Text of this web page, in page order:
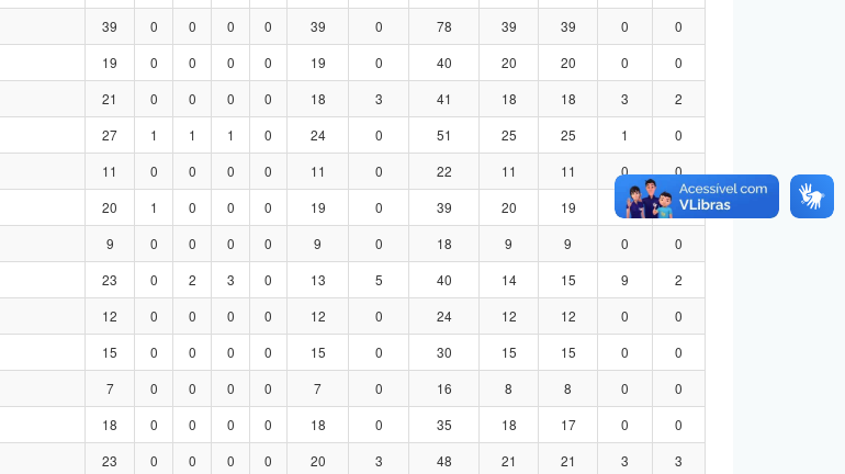
39 0 0 0 0 39 0 78 39 39 0
0
19 0 0 0 0 19 0 40 20 20 0
0
21 0 0 0 0 18 3 41 18 18 3
2
27 1 1 1 0 24 0 51 25 25 1
0
11 0 0 0 0 11 0 22 11 11 0
0
20 1 0 0 0 19 0 39 20 19 0
0
9 0 0 0 0 9 0 18 9 9 0
0
23 0 2 3 0 13 5 40 14 15 9
2
12 0 0 0 0 12 0 24 12 12 0
0
15 0 0 0 0 15 0 30 15 15 0
0
7 0 0 0 0 7 0 16 8 8 0
0
18 0 0 0 0 18 0 35 18 17 0
0
23 0 0 0 0 20 3 48 21 21 3
3